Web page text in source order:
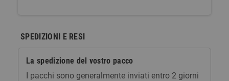
SPEDIZIONI E RESI
La spedizione del vostro pacco
I pacchi sono generalmente inviati entro 2 giorni